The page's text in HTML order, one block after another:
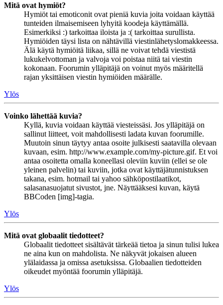
Mitä ovat hymiöt?
Hymiöt tai emoticonit ovat pieniä kuvia joita voidaan käyttää
tunteiden ilmaisemiseen lyhyitä koodeja käyttämällä.
Esimerkiksi :) tarkoittaa iloista ja :( tarkoittaa surullista.
Hymiöiden täysi lista on nähtävillä viestinlähetyslomakkeessa.
Älä käytä hymiöitä liikaa, sillä ne voivat tehdä viestistä
lukukelvottoman ja valvoja voi poistaa niitä tai viestin
kokonaan. Foorumin ylläpitäjä on voinut myös määritellä
rajan yksittäisen viestin hymiöiden määrälle.
Ylös
Voinko lähettää kuvia?
Kyllä, kuvia voidaan käyttää viesteissäsi. Jos ylläpitäjä on
sallinut liitteet, voit mahdollisesti ladata kuvan foorumille.
Muutoin sinun täytyy antaa osoite julkisesti saatavilla olevaan
kuvaan, esim. http://www.example.com/my-picture.gif. Et voi
antaa osoitetta omalla koneellasi oleviin kuviin (ellei se ole
yleinen palvelin) tai kuviin, jotka ovat käyttäjätunnistuksen
takana, esim. hotmail tai yahoo sähköpostilaatikot,
salasanasuojatut sivustot, jne. Näyttääksesi kuvan, käytä
BBCoden [img]-tagia.
Ylös
Mitä ovat globaalit tiedotteet?
Globaalit tiedotteet sisältävät tärkeää tietoa ja sinun tulisi lukea
ne aina kun on mahdolista. Ne näkyvät jokaisen alueen
ylälaidassa ja omissa asetuksissa. Globaalien tiedotteiden
oikeudet myöntää foorumin ylläpitäjä.
Ylös